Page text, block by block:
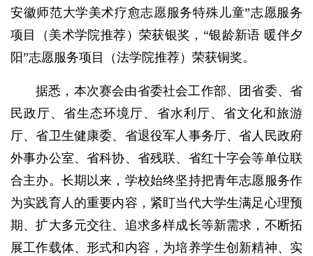
安徽师范大学美术疗愈志愿服务特殊儿童”志愿服务
项目（美术学院推荐）荣获银奖，“银龄新语 暖伴夕
阳”志愿服务项目（法学院推荐）荣获铜奖。
据悉，本次赛会由省委社会工作部、团省委、省
民政厅、省生态环境厅、省水利厅、省文化和旅游
厅、省卫生健康委、省退役军人事务厅、省人民政府
外事办公室、省科协、省残联、省红十字会等单位联
合主办。长期以来，学校始终坚持把青年志愿服务作
为实践育人的重要内容，紧盯当代大学生满足心理预
期、扩大多元交往、追求多样成长等新需求，不断拓
展工作载体、形式和内容，为培养学生创新精神、实